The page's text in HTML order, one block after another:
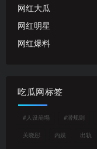
网红大瓜
网红明星
网红爆料
吃瓜网标签
#人设崩塌 #潜规则
关晓彤 内娱 出轨